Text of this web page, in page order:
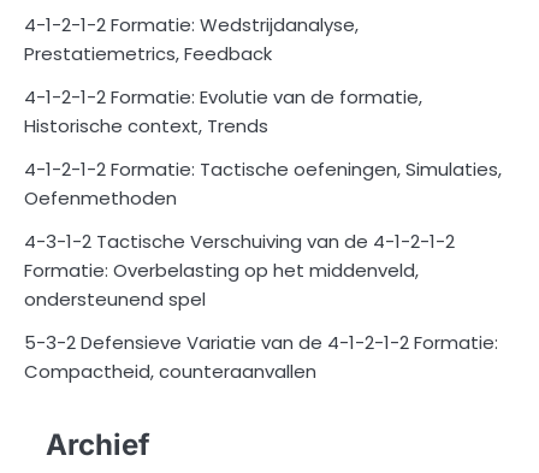
4-1-2-1-2 Formatie: Wedstrijdanalyse,
Prestatiemetrics, Feedback
4-1-2-1-2 Formatie: Evolutie van de formatie,
Historische context, Trends
4-1-2-1-2 Formatie: Tactische oefeningen, Simulaties,
Oefenmethoden
4-3-1-2 Tactische Verschuiving van de 4-1-2-1-2
Formatie: Overbelasting op het middenveld,
ondersteunend spel
5-3-2 Defensieve Variatie van de 4-1-2-1-2 Formatie:
Compactheid, counteraanvallen
Archief